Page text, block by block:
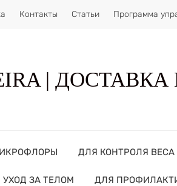
Контакты Статьи Программа
|
ДЛЯ КОНТРОЛЯ ВЕСА
УХОД ЗА ТЕЛОМ ДЛЯ